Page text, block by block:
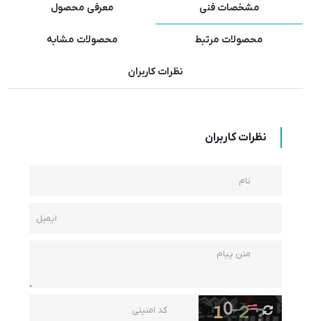
مشخصات فنی معرفی محصول
محصولات مرتبط محصولات مشابه
نظرات کاربران
نظرات کاربران